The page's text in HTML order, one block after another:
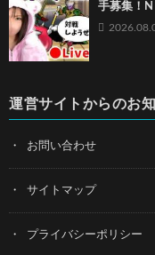
手募集！N
運営サイトからのお
お問い合わせ
サイトマップ
プライバシーポリシー